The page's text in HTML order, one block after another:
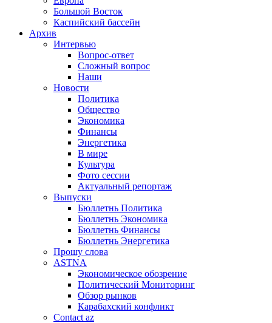
Большой Восток
Каспийский бассейн
Архив
Интервью
Вопрос-ответ
Сложный вопрос
Наши
Новости
Политика
Общество
Экономика
Финансы
Энергетика
В мире
Культура
Фото сессии
Актуальный репортаж
Выпуски
Бюллетнь Политика
Бюллетнь Экономика
Бюллетнь Финансы
Бюллетнь Энергетика
Прошу слова
ASTNA
Экономическое обозрение
Политический Мониторинг
Обзор рынков
Карабахский конфликт
Contact az